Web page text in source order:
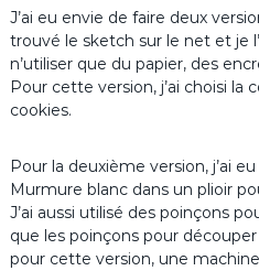
J’ai eu envie de faire deux
trouvé le sketch sur le net et je
n’utiliser que du papier, des
Pour cette version, j’ai choisi la
cookies.
Pour la deuxième version, j’ai
Murmure blanc dans un plioir
J’ai aussi utilisé des poinçons
que les poinçons pour
pour cette version, une